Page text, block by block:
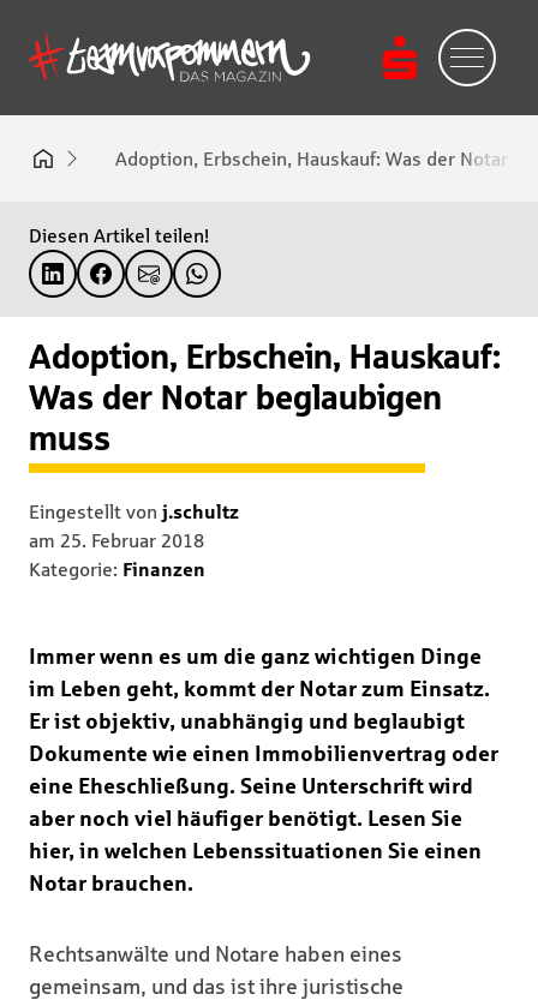
Adoption, Erbschein, Hauskauf: Was der Notar
Diesen Artikel teilen!
Adoption, Erbschein, Hauskauf:
Was der Notar beglaubigen
muss
Eingestellt von j.schultz
am 25. Februar 2018
Kategorie: Finanzen
Immer wenn es um die ganz wichtigen Dinge
im Leben geht, kommt der Notar zum Einsatz.
Er ist objektiv, unabhängig und beglaubigt
Dokumente wie einen Immobilienvertrag oder
eine Eheschließung. Seine Unterschrift wird
aber noch viel häufiger benötigt. Lesen Sie
hier, in welchen Lebenssituationen Sie einen
Notar brauchen.
Rechtsanwälte und Notare haben eines
gemeinsam, und das ist ihre juristische